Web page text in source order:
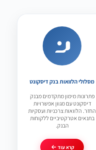
מסלולי הלוואות בנק דיסקונט
פתרונות מימון מתקדמים מבנק
דיסקונט עם מגוון אפשרויות
החזר. הלוואות צרכניות ועסקיות
בתנאים אטרקטיביים ללקוחות
הבנק.
קרא עוד